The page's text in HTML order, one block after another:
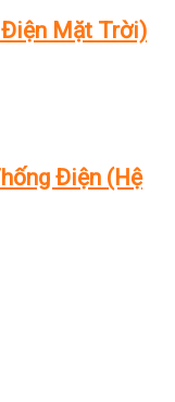
Điện Mặt Trời)
Điện (Hệ